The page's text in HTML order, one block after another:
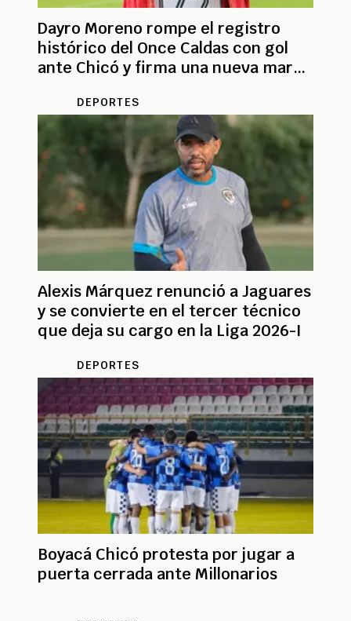
Dayro Moreno rompe el registro
histórico del Once Caldas con gol
ante Chicó y firma una nueva marca
DEPORTES
Alexis Márquez renunció a Jaguares
y se convierte en el tercer técnico
que deja su cargo en la Liga 2026-I
DEPORTES
Boyacá Chicó protesta por jugar a
puerta cerrada ante Millonarios